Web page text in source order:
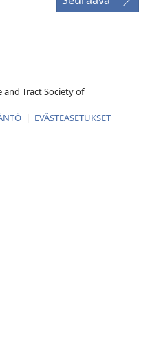
and Tract Society of
| EVÄSTEASETUKSET